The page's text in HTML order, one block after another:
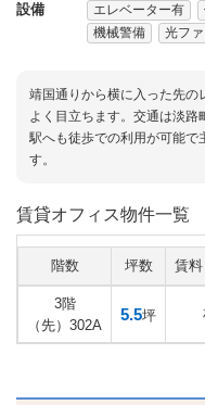
設備 エレベーター有
機械警備
光フ
靖国通りから横に入った先の
よく目立ちます。交通は淡
駅へも徒歩での利用が可能で
す。
賃貸オフィス物件一覧
階数 坪数 賃
3階
（先）302A
5.5坪